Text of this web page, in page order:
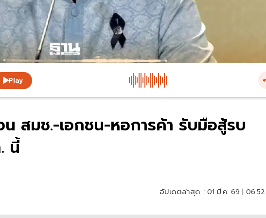
Play
น สมช.-เอกชน-หอการค้า รับมือสู้รบ
นี้
อัปเดตล่าสุด : 01 มี.ค. 69 |